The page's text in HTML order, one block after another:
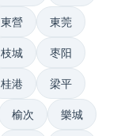
東營 東莞
枝城 枣阳
桂港 梁平
榆次 樂城